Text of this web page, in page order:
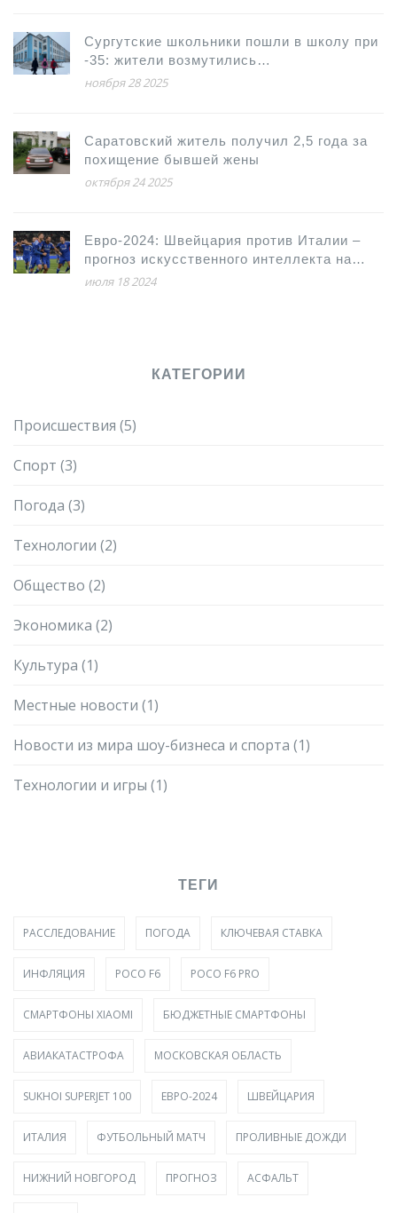
Сургутские школьники пошли в школу при
-35: жители возмутились
непоследовательной актировкой
ноября 28 2025
Саратовский житель получил 2,5 года за
похищение бывшей жены
октября 24 2025
Евро-2024: Швейцария против Италии –
прогноз искусственного интеллекта на
важный матч
июля 18 2024
КАТЕГОРИИ
Происшествия (5)
Спорт (3)
Погода (3)
Технологии (2)
Общество (2)
Экономика (2)
Культура (1)
Местные новости (1)
Новости из мира шоу-бизнеса и спорта (1)
Технологии и игры (1)
ТЕГИ
РАССЛЕДОВАНИЕ ПОГОДА КЛЮЧЕВАЯ СТАВКА
ИНФЛЯЦИЯ POCO F6 POCO F6 PRO
СМАРТФОНЫ XIAOMI БЮДЖЕТНЫЕ СМАРТФОНЫ
АВИАКАТАСТРОФА МОСКОВСКАЯ ОБЛАСТЬ
SUKHOI SUPERJET 100 ЕВРО-2024 ШВЕЙЦАРИЯ
ИТАЛИЯ ФУТБОЛЬНЫЙ МАТЧ ПРОЛИВНЫЕ ДОЖДИ
НИЖНИЙ НОВГОРОД ПРОГНОЗ АСФАЛЬТ